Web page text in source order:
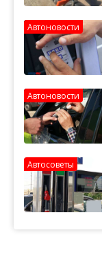
Автоновости
Автоновости
Автосоветы